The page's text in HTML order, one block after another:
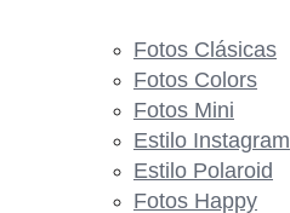
Fotos Clásicas
Fotos Colors
Fotos Mini
Estilo Instagram
Estilo Polaroid
Fotos Happy